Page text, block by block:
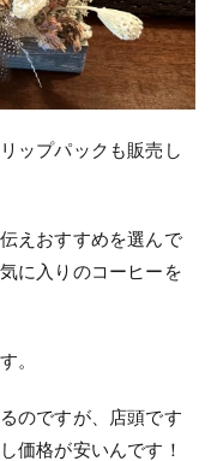
ップパックも販売し
えおすすめを選んで
に入りのコーヒーを
。
のですが、店頭です
価格が安いんです！